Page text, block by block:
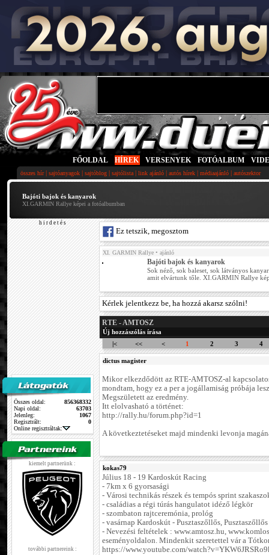
FŐOLDAL HÍREK VERSENYEK FOTÓALBUM
összes hír| sajtóanyagok | sajtóblog | sajtólista | link ajánló | autós hírek | médiaajánló | autószektor
Bajóti bajok és kanyarok
XI.GARMIN Rallye képei a fotóalbumban
h i r d e t é s
Összes oldal:
856368332
Napi oldal:
63703
Jelenleg:
1067
Regisztrált:
0
Online regisztráltak:
kiemelt partnerünk :
további partnereink :
Ez tetszik, megosztom
XI. GARMIN Rallye • ajánló
Bajóti bajok és kanyarok
Sok néző, sok baleset, sok látványos
amit elvártunk tőle. XI.GARMIN Rallye
Kérlek jelentkezz be, ha hozzá akarsz szólni!
RTE - AMTOSZ
Új hozzászólás írása
|<
<< < 1 2 3 4
dictus magister
Mikor elkezdődött az RTE-AMTOSZ-al
mondtam, hogy ez a per a jogállamiság próbája
Megszületett az eredmény.
Itt elolvasható a történet:
http://rally.hu/forum.php?id=1
A következtetéseket majd mindenki levonja
kokas79
Július 18 - 19 Kardoskút Racing
- 7km x 6 gyorsasági
- Városi technikás részek és tempós sprint
- családias a régi túrás hangulatot idéző légkör
- szombaton rajtceremónia, prológ
- vasárnap Kardoskút - Pusztaszőllős,
- Nevezési feltételek : www.amtosz.hu,
eseményoldalon. Mindenkit szeretettel vár a
https://www.youtube.com/